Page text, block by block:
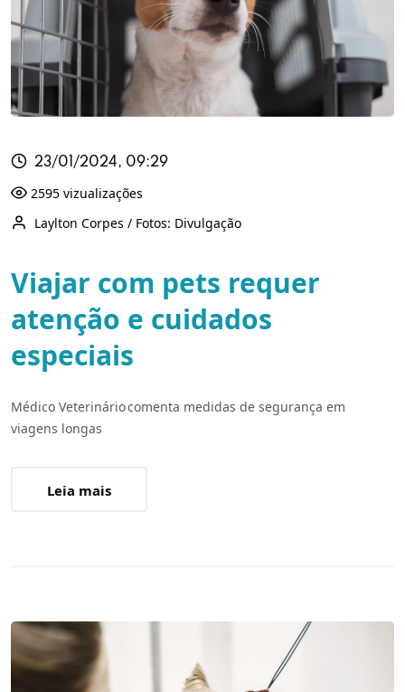
23/01/2024, 09:29
2595 vizualizações
Laylton Corpes / Fotos: Divulgação
Viajar com pets requer
atenção e cuidados
especiais
Médico Veterinário comenta medidas de segurança em
viagens longas
Leia mais